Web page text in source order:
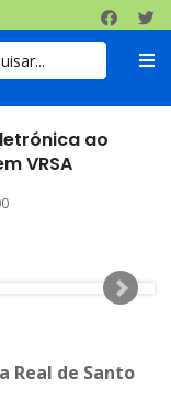
ao
VRSA
Real de Santo